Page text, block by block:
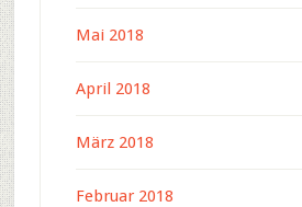
Mai 2018
April 2018
März 2018
Februar 2018